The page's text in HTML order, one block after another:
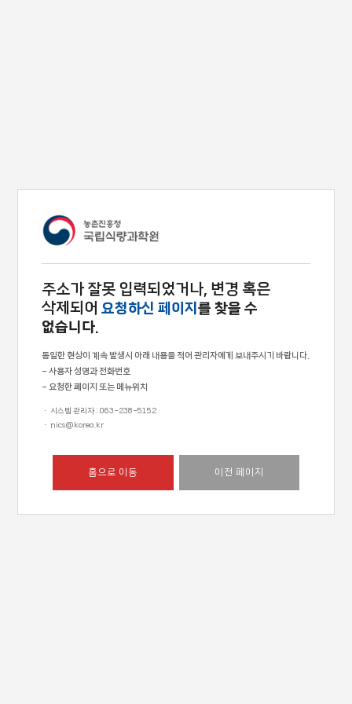
주소가 잘못 입력되었거나, 변경 혹은
삭제되어요청하신 페이지를 찾을 수
없습니다.
동일한 현상이 계속 발생시 아래 내용을 적어 관리자에게 보내주시기 바랍니다.
- 사용자 성명과 전화번호
- 요청한 페이지 또는 메뉴위치
ㆍ 시스템 관리자 : 063-238-5152
ㆍ nics@korea.kr
홈으로 이동 이전 페이지